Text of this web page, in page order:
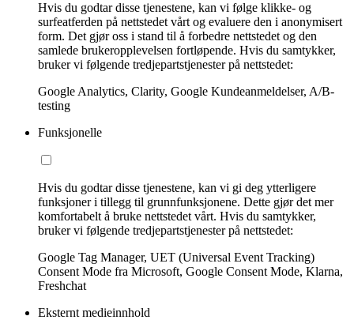
Hvis du godtar disse tjenestene, kan vi følge klikke- og
surfeatferden på nettstedet vårt og evaluere den i anonymisert
form. Det gjør oss i stand til å forbedre nettstedet og den
samlede brukeropplevelsen fortløpende. Hvis du samtykker,
bruker vi følgende tredjepartstjenester på nettstedet:
Google Analytics, Clarity, Google Kundeanmeldelser, A/B-
testing
Funksjonelle
Hvis du godtar disse tjenestene, kan vi gi deg ytterligere
funksjoner i tillegg til grunnfunksjonene. Dette gjør det mer
komfortabelt å bruke nettstedet vårt. Hvis du samtykker,
bruker vi følgende tredjepartstjenester på nettstedet:
Google Tag Manager, UET (Universal Event Tracking)
Consent Mode fra Microsoft, Google Consent Mode, Klarna,
Freshchat
Eksternt medieinnhold